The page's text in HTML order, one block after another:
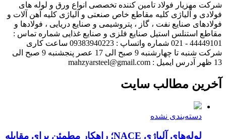
شرکت مهزیار فولاد تامین کننده تخصصی انواع ورق و لوله های
فولادی و آلیاژی کلیه مقاطع خاص صنعتی و آلیاژی کلیه آهن آلات و
فولادهای صنایع نفت ، گاز ، پتروشیمی و صنایع دریایی ، فولادها و
مقاطع استنلس استیل صنایع فلزی و صنایع غذایی شماره تماس :
44449101 - 021 شماره واتساپ : 09383940223 ساعت کاری
شرکت شنبه تا چهارشنبه 9 صبح الی 17 عصر پنجشنبه 9 صبح الی
13 ظهر آدرس ایمیل : mahzyarsteel@gmail.com
آخرین مطالب سایت
دسته‌بندی نشده
لوله‌های آلیاژی NACE؛ راهکار مطمئن برای مقابله